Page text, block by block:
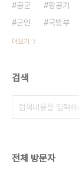
공군
항공기
군인
국방부
더보기
검색
전체 방문자